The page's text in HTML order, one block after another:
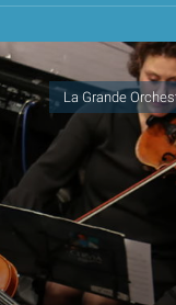
La Grande